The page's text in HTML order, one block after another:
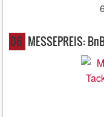
06. MESSEPREIS: